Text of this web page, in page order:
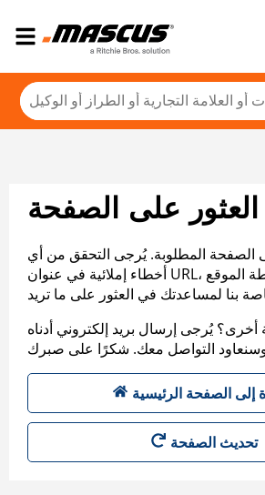
العثور على الصفحة
الصفحة المطلوبة. يُرجى التحقق من أي
أخطاء إملائية في عنوان URL، أو عرض خريطة الموقع
يُرجى إرسال بريد إلكتروني أدناه
إلى الصفحة الرئيسية
تحديث الصفحة